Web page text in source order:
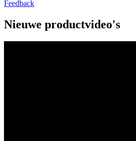
Feedback
Nieuwe productvideo's